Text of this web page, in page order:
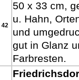
42
50 x 33 cm,
u. Hahn,
und
gut in Glanz
Farbresten.